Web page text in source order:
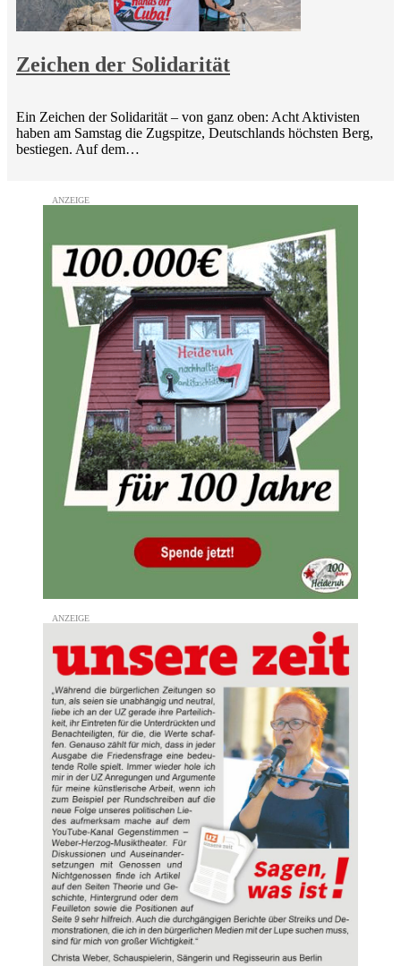
Zeichen der Solidarität
Ein Zeichen der Solidarität – von ganz oben: Acht Aktivisten
haben am Samstag die Zugspitze, Deutschlands höchsten Berg,
bestiegen. Auf dem…